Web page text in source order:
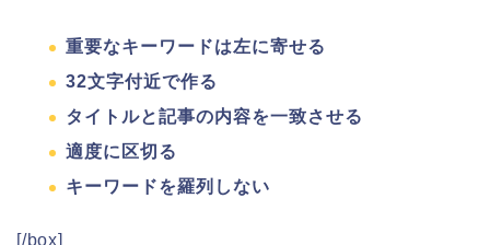
重要なキーワードは左に寄せる
32文字付近で作る
タイトルと記事の内容を一致させる
適度に区切る
キーワードを羅列しない
[/box]